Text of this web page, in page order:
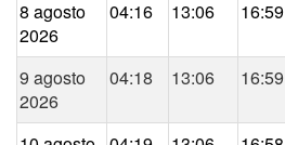
8 agosto
2026
04:16 13:06 16:59
9 agosto
2026
04:18 13:06 16:59